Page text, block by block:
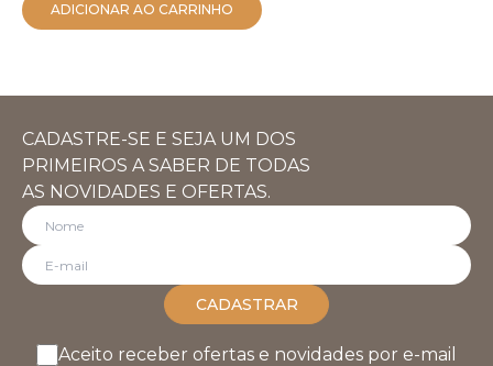
ADICIONAR AO CARRINHO
CADASTRE-SE E SEJA UM DOS
PRIMEIROS A SABER DE TODAS
AS NOVIDADES E OFERTAS.
CADASTRAR
Aceito receber ofertas e novidades por e-mail